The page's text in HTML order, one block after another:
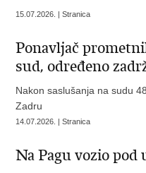
15.07.2026. | Stranica
Ponavljač
sud, određeno
Nakon saslušanja na sudu
Zadru
14.07.2026. | Stranica
Na Pagu vozio pod